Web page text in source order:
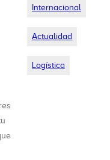
Internacional
Actualidad
Logística